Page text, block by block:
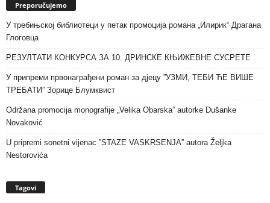
Preporučujemo
У требињској библиотеци у петак промоција романа „Илирик“ Драгана
Глоговца
РЕЗУЛТАТИ КОНКУРСА ЗА 10. ДРИНСКЕ КЊИЖЕВНЕ СУСРЕТЕ
У припреми првонаграђени роман за дјецу ”УЗМИ, ТЕБИ ЋЕ ВИШЕ
ТРЕБАТИ” Зорице Блумквист
Održana promocija monografije „Velika Obarska” autorke Dušanke
Novaković
U pripremi sonetni vijenac ”STAZE VASKRSENJA” autora Željka
Nestorovića
Tagovi